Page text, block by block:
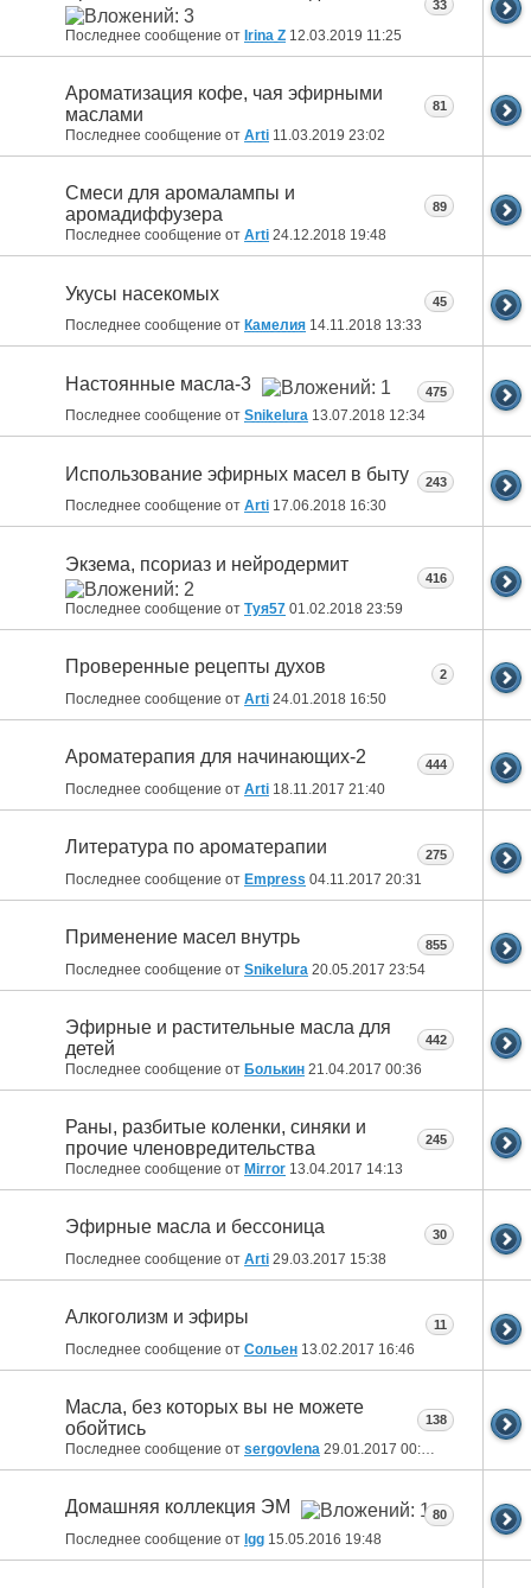
Последнее сообщение от Irina Z 12.03.2019 11:25
33
Ароматизация кофе, чая эфирными
маслами
Последнее сообщение от Arti 11.03.2019 23:02
81
Смеси для аромалампы и
аромадиффузера
Последнее сообщение от Arti 24.12.2018 19:48
89
Укусы насекомых
Последнее сообщение от Камелия 14.11.2018 13:33
45
Настоянные масла-3
Последнее сообщение от Snikelura 13.07.2018 12:34
475
Использование эфирных масел в быту
Последнее сообщение от Arti 17.06.2018 16:30
243
Экзема, псориаз и нейродермит
Последнее сообщение от Туя57 01.02.2018 23:59
416
Проверенные рецепты духов
Последнее сообщение от Arti 24.01.2018 16:50
2
Ароматерапия для начинающих-2
Последнее сообщение от Arti 18.11.2017 21:40
444
Литература по ароматерапии
Последнее сообщение от Empress 04.11.2017 20:31
275
Применение масел внутрь
Последнее сообщение от Snikelura 20.05.2017 23:54
855
Эфирные и растительные масла для
детей
Последнее сообщение от Болькин 21.04.2017 00:36
442
Раны, разбитые коленки, синяки и
прочие членовредительства
Последнее сообщение от Mirror 13.04.2017 14:13
245
Эфирные масла и бессоница
Последнее сообщение от Arti 29.03.2017 15:38
30
Алкоголизм и эфиры
Последнее сообщение от Сольен 13.02.2017 16:46
11
Масла, без которых вы не можете
обойтись
Последнее сообщение от sergovlena 29.01.2017 00:25
138
Домашняя коллекция ЭМ
Последнее сообщение от lgg 15.05.2016 19:48
80